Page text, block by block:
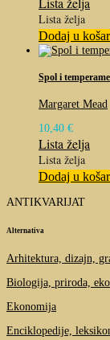
Lista želja
Dodaj u
Spol i
Margaret Mead
10,40 €
Lista želja
Lista želja
Dodaj u
ANTIKVARIJAT
Alternativa
Arhitektura, dizajn,
Biologija, priroda,
Ekonomija
Enciklopedije,